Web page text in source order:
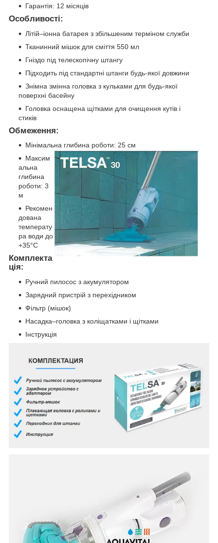
Гарантія: 12 місяців
Особливості:
Літій–іонна батарея з збільшеним терміном служби
Тканинний мішок для сміття 550 мл
Гніздо під телескопічну штангу
Підходить під стандартні штанги будь-якої довжини
Знімна змінна головка з кульками для будь-якої
поверхні басейну
Головка оснащена щітками для очищення кутів і
стиків
Обмеження:
Мінімальна глибина роботи: 25 см
Максим
альна
глибина
роботи: 3
м
Рекомен
дована
температу
ра води до
+35°C
Комплекта
ція:
Ручний пилосос з акумулятором
Зарядний пристрій з перехідником
Фільтр (мішок)
Насадка–головка з коліщатками і щітками
Інструкція